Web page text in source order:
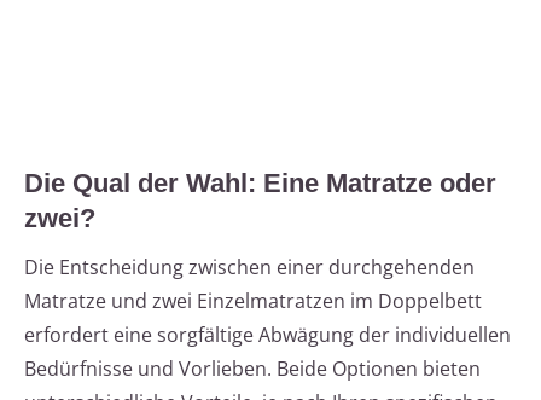
Die Qual der Wahl: Eine Matratze oder
zwei?
Die Entscheidung zwischen einer durchgehenden
Matratze und zwei Einzelmatratzen im Doppelbett
erfordert eine sorgfältige Abwägung der individuellen
Bedürfnisse und Vorlieben. Beide Optionen bieten